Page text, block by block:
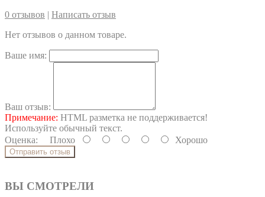
0 отзывов | Написать отзыв
Нет отзывов о данном товаре.
Ваше имя:
Ваш отзыв:
Примечание: HTML разметка не поддерживается!
Используйте обычный текст.
Оценка: Плохо Хорошо
Отправить отзыв
ВЫ СМОТРЕЛИ